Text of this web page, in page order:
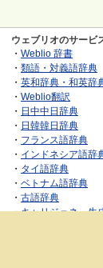
ウェブリオのサービ
・ Weblio 辞書
・ 類語・対義語辞典
・ 英和辞典・和英辞
・ Weblio翻訳
・ 日中中日辞典
・ 日韓韓日辞典
・ フランス語辞典
・ インドネシア語辞
・ タイ語辞典
・ ベトナム語辞典
・ 古語辞典
・キャリジェネ～生